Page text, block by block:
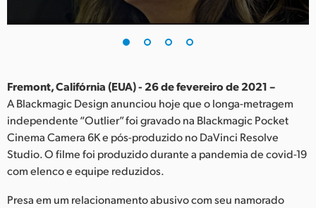
France
India
Italy
Japan
Korea
Fremont, Califórnia (EUA) - 26 de fevereiro de 2021 –
A Blackmagic Design anunciou hoje que o longa-metragem
independente “Outlier” foi gravado na Blackmagic Pocket
Cinema Camera 6K e pós-produzido no DaVinci Resolve
Studio. O filme foi produzido durante a pandemia de covid-19
com elenco e equipe reduzidos.
Presa em um relacionamento abusivo com seu namorado